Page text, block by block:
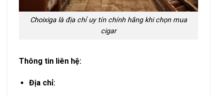
Choixiga là địa chỉ uy tín chính hãng khi chọn mua
cigar
Thông tin liên hệ:
Địa chỉ: